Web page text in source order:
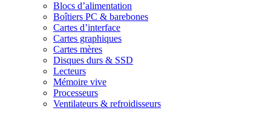
Blocs d’alimentation
Boîtiers PC & barebones
Cartes d’interface
Cartes graphiques
Cartes mères
Disques durs & SSD
Lecteurs
Mémoire vive
Processeurs
Ventilateurs & refroidisseurs